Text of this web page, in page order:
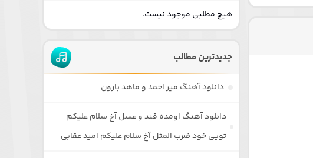
هیچ مطلبی موجود نیست.
جدیدترین مطالب
دانلود آهنگ میر احمد و ماهد بارون
دانلود آهنگ اومده قند و عسل آخ سلام علیکم
تویی خود ضرب المثل آخ سلام علیکم امید عقابی